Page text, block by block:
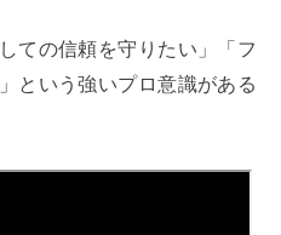
ての信頼を守りたい」「フ
という強いプロ意識がある